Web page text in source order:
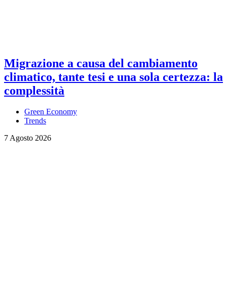
Migrazione a causa del cambiamento
climatico, tante tesi e una sola certezza: la
complessità
Green Economy
Trends
7 Agosto 2026